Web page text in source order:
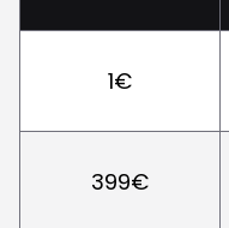
1€
399€